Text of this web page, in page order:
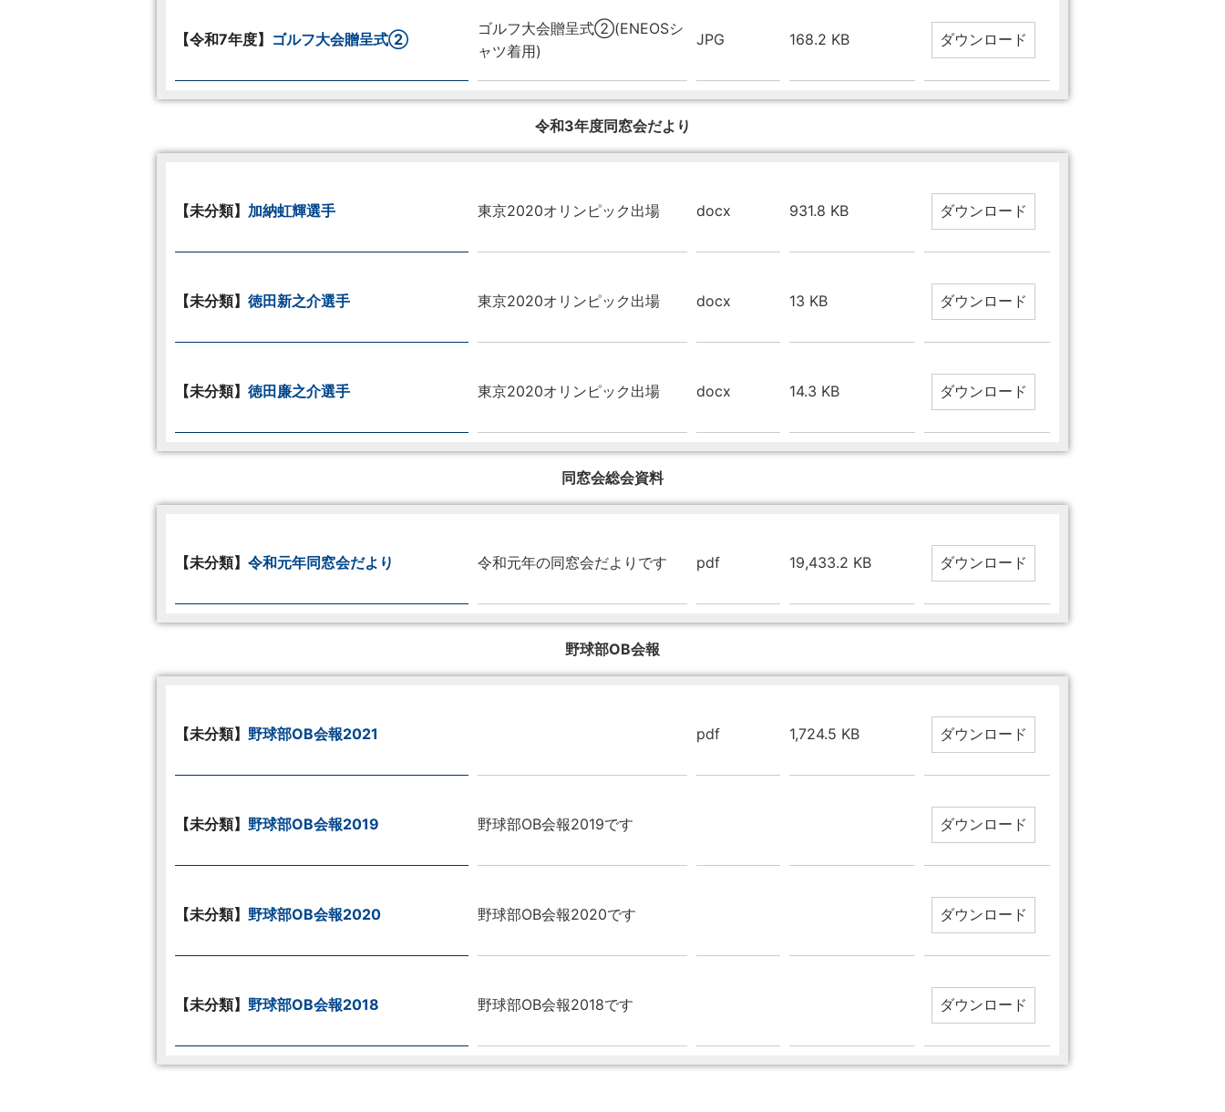
【令和7年度】 ゴルフ大会贈呈式②
ゴルフ大会贈呈式②(ENEOSシ
ャツ着用)
JPG 168.2 KB
令和3年度同窓会だより
【未分類】 加納虹輝選手 東京2020オリンピック出場 docx 931.8 KB
【未分類】 徳田新之介選手 東京2020オリンピック出場 docx 13 KB
【未分類】 徳田廉之介選手 東京2020オリンピック出場 docx 14.3 KB
同窓会総会資料
【未分類】 令和元年同窓会だより 令和元年の同窓会だよりです pdf 19,433.2 KB
野球部OB会報
【未分類】 野球部OB会報2021 pdf 1,724.5 KB
【未分類】 野球部OB会報2019 野球部OB会報2019です
【未分類】 野球部OB会報2020 野球部OB会報2020です
【未分類】 野球部OB会報2018 野球部OB会報2018です